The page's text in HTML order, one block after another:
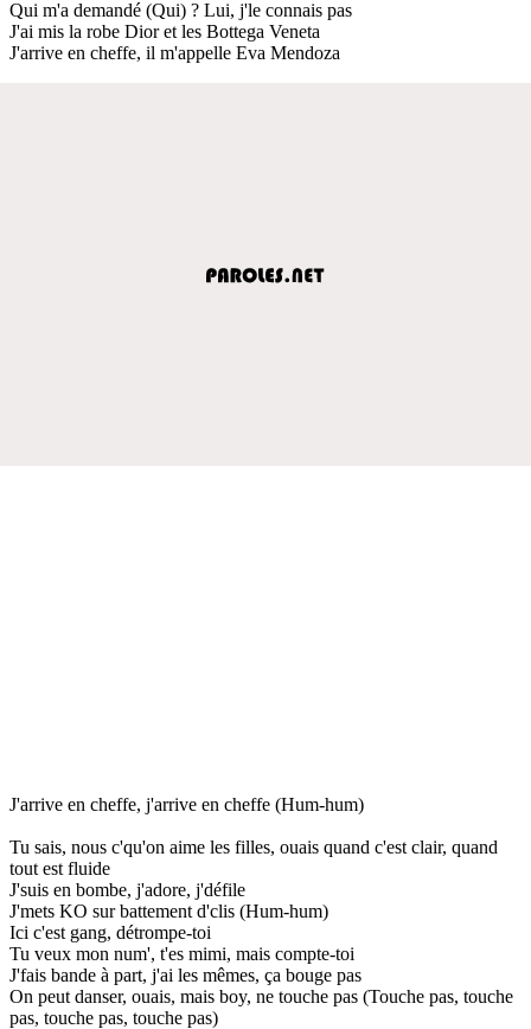
Qui m'a demandé (Qui) ? Lui, j'le connais pas
J'ai mis la robe Dior et les Bottega Veneta
J'arrive en cheffe, il m'appelle Eva Mendoza
J'arrive en cheffe, j'arrive en cheffe (Hum-hum)
Tu sais, nous c'qu'on aime les filles, ouais quand c'est clair, quand
tout est fluide
J'suis en bombe, j'adore, j'défile
J'mets KO sur battement d'clis (Hum-hum)
Ici c'est gang, détrompe-toi
Tu veux mon num', t'es mimi, mais compte-toi
J'fais bande à part, j'ai les mêmes, ça bouge pas
On peut danser, ouais, mais boy, ne touche pas (Touche pas, touche
pas, touche pas, touche pas)